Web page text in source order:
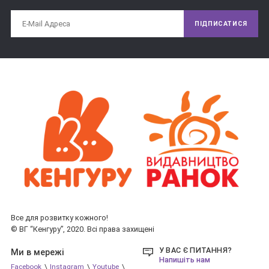
вечори спільного читання. Тим самим ви будете формувати
близькі стосунки зі своєю дитиною, зможете впливати на її
вашим слухачам!
ПІДПИСАТИСЯ
Все для розвитку кожного!
© ВГ “Кенгуру”, 2020. Всі права захищені
У ВАС Є ПИТАННЯ?
Напишіть нам
Ми в мережі
Facebook \ Instagram \ Youtube \